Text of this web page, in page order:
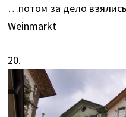
…потом за дело
Weinmarkt
20.